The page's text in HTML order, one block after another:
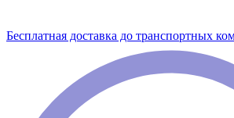
Бесплатная доставка до транспортных